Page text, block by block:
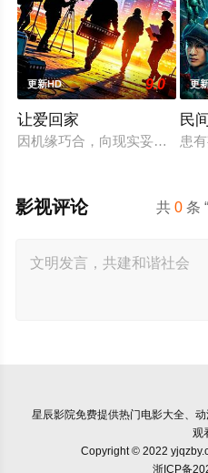
更新HD 9.0
让爱回家
因机缘巧合，向现实妥协的导
更
民
患
共0 条
影视评论
星辰影院免费提供热门电影大全、
观
Copyright © 2022
浙ICP备